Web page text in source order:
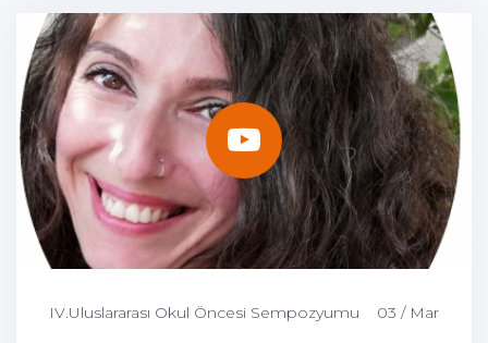
IV.Uluslararası Okul Öncesi Sempozyumu 03 / Mar